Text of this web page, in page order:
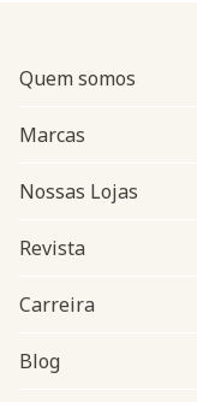
Navegação do rodapé
Quem somos
Marcas
Nossas Lojas
Revista
Carreira
Blog